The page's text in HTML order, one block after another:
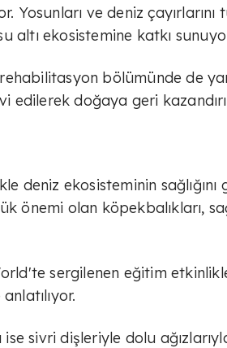
Yosunları ve deniz
altı ekosistemine katkı
bölümünde de
edilerek doğaya geri
deniz ekosisteminin
önemi olan köpekbalıkları,
sergilenen eğitim
ise sivri dişleriyle dolu